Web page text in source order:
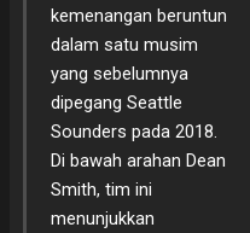
kemenangan beruntun
dalam satu musim
yang sebelumnya
dipegang Seattle
Sounders pada 2018.
Di bawah arahan Dean
Smith, tim ini
menunjukkan